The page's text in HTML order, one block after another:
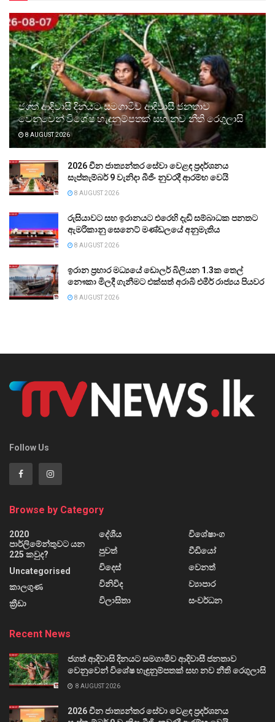
ජගත් ආදිවාසි දිනයට සමගාමීව ආදිවාසී ජනතාව
වෙනුවෙන් විශේෂ හැඳුනුම්පතක් සහ නව නීති රෙගුලාසි
8 AUGUST 2026
2026 චීන ජාත්‍යන්තර සේවා වෙළඳ ප්‍රදර්ශනය
සැප්තැම්බර් 9 වැනිදා බීජිං නුවරදී ආරම්භ වෙයි
8 AUGUST 2026
රුසියාවට සහ ඉරානයට එරෙහි දැඩි සම්බාධක පනතට
ඇමරිකානු සෙනෙට් මණ්ඩලයේ අනුමැතිය
8 AUGUST 2026
ඉරාන ප්‍රහාර මධ්‍යයේ ඩොලර් බිලියන 1.3ක තෙල්
නෞකා මිලදී ගැනීමට එක්සත් අරාබි එමීර් රාජ්‍යය පියවර
8 AUGUST 2026
Follow Us
Browse by Category
2020
පාර්ලිමේන්තුවට යන
225 කවුද?
Uncategorised
කාලගුණ
ක්‍රීඩා
දේශීය
පුවත්
විදෙස්
විනිවිද
විලාසිතා
විශේෂාංග
වීඩියෝ
වෙනත්
ව්‍යාපාර
සංවර්ධන
Recent News
ජගත් ආදිවාසි දිනයට සමගාමීව ආදිවාසී ජනතාව
වෙනුවෙන් විශේෂ හැඳුනුම්පතක් සහ නව නීති රෙගුලාසි
8 AUGUST 2026
2026 චීන ජාත්‍යන්තර සේවා වෙළඳ ප්‍රදර්ශනය